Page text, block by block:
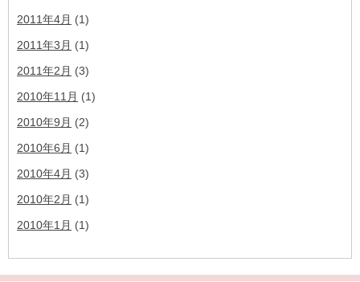
2011年4月 (1)
2011年3月 (1)
2011年2月 (3)
2010年11月 (1)
2010年9月 (2)
2010年6月 (1)
2010年4月 (3)
2010年2月 (1)
2010年1月 (1)